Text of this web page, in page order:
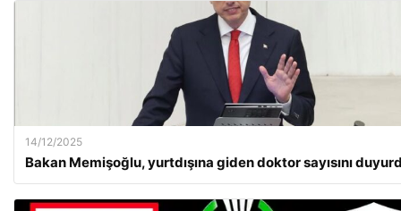
14/12/2025
Bakan Memişoğlu, yurtdışına giden doktor sayısını